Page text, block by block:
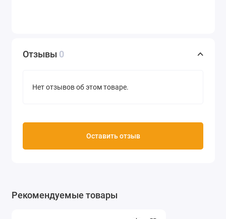
Отзывы 0
Нет отзывов об этом товаре.
Оставить отзыв
Рекомендуемые товары